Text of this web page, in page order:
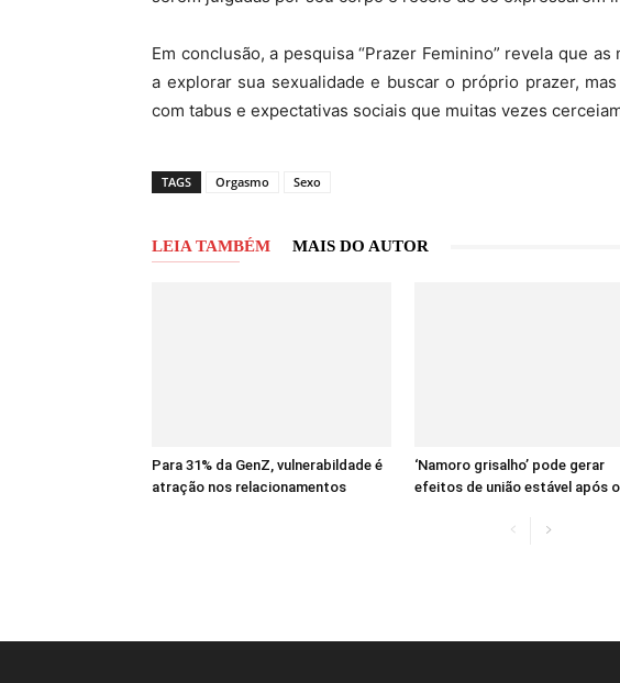
Em conclusão, a pesquisa “Prazer Feminino” revela que
a explorar sua sexualidade e buscar o próprio prazer,
com tabus e expectativas sociais que muitas vezes
TAGS Orgasmo Sexo
LEIA TAMBÉM MAIS DO AUTOR
Para 31% da GenZ, vulnerabildade é
atração nos relacionamentos
‘Namoro grisalho’ pode gerar
efeitos de união estável após